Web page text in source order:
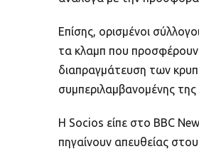
Επίσης, ορισμένοι
τα κλαμπ που προσφέρουν
διαπραγμάτευση των
συμπεριλαμβανομένης
Η Socios είπε στο BBC
πηγαίνουν απευθείας